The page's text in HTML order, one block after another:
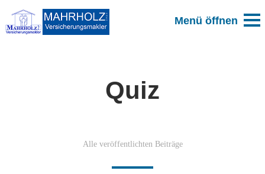
Quiz
Alle veröffentlichten Beiträge